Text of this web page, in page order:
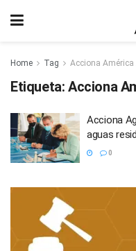
Home Tag Acciona América
Etiqueta: Acciona
Acciona
aguas
0